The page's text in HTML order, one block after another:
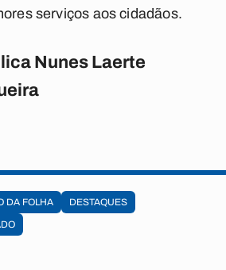
serviços aos cidadãos.
Nunes Laerte
DA FOLHA
DESTAQUES